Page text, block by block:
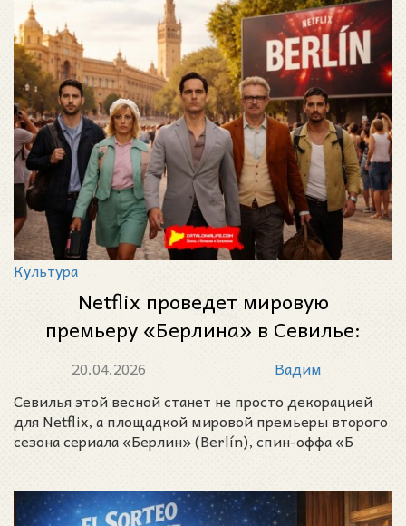
Культура
Netflix проведет мировую
премьеру «Берлина» в Севилье:
когда пройдет показ и что это
значит для города
20.04.2026
Вадим
Севилья этой весной станет не просто декорацией
для Netflix, а площадкой мировой премьеры второго
сезона сериала «Берлин» (Berlín), спин-оффа «Б